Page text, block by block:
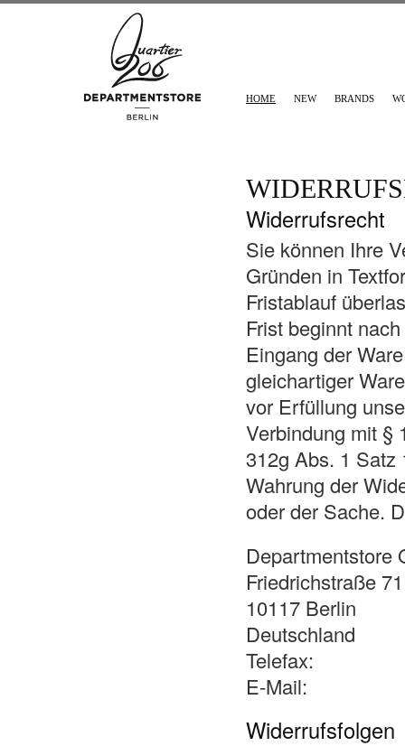
HOME NEW BRANDS
Widerrufsrecht
Sie können Ihre
Gründen in
Fristablauf
Frist beginnt
Eingang der
gleichartiger
vor Erfüllung
Verbindung mit §
312g Abs. 1 Satz
Wahrung der
oder der Sache.
Departmentstore
Friedrichstraße 71
10117 Berlin
Deutschland
Telefax:
E-Mail:
Widerrufsfolgen